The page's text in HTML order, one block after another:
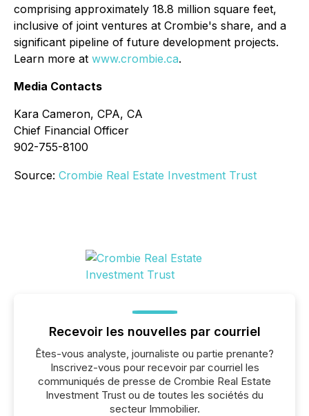
comprising approximately 18.8 million square feet,
inclusive of joint ventures at Crombie's share, and a
significant pipeline of future development projects.
Learn more at www.crombie.ca.
Media Contacts
Kara Cameron, CPA, CA
Chief Financial Officer
902-755-8100
Source: Crombie Real Estate Investment Trust
Recevoir les nouvelles par courriel
Êtes-vous analyste, journaliste ou partie prenante?
Inscrivez-vous pour recevoir par courriel les
communiqués de presse de Crombie Real Estate
Investment Trust ou de toutes les sociétés du
secteur Immobilier.